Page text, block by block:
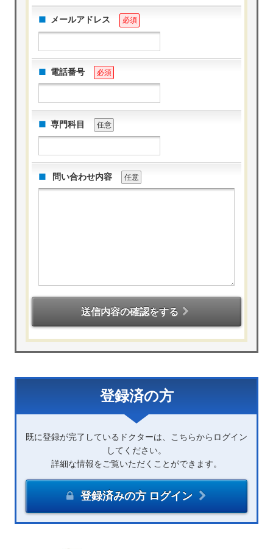
メールアドレス 必須
電話番号 必須
専門科目 任意
問い合わせ内容 任意
送信内容の確認をする
登録済の方
既に登録が完了しているドクターは、こちらからログイン
してください。
詳細な情報をご覧いただくことができます。
登録済みの方 ログイン